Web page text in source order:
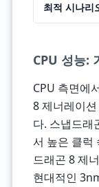
최적 시나리
CPU 성능:
CPU 측면에
8 제너레이
다. 스냅드래
서 높은 클럭
드래곤 8 제
현대적인